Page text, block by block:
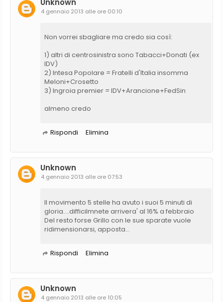
Unknown
4 gennaio 2013 alle ore 00:10
Non vorrei sbagliare ma credo sia così:
1) altri di centrosinistra sono Tabacci+Donati (ex
IDV)
2) Intesa Popolare = Fratelli d'Italia insomma
Meloni+Crosetto
3) Ingroia premier = IDV+Arancione+FedSin
almeno credo
Rispondi Elimina
Unknown
4 gennaio 2013 alle ore 07:53
Il movimento 5 stelle ha avuto i suoi 5 minuti di
gloria....difficilmnete arrivera' al 16% a febbraio
Del resto forse Grillo con le sue sparate vuole
ridimensionarsi, apposta...
Rispondi Elimina
Unknown
4 gennaio 2013 alle ore 10:05